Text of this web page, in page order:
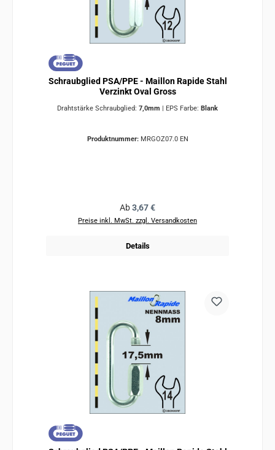
Schraubglied PSA/PPE - Maillon Rapide Stahl
Verzinkt Oval Gross
Drahtstärke Schraubglied: 7,0mm EPS Farbe: Blank
Produktnummer: MRGOZ07.0 EN
Regulärer Preis:
Ab3,67 €
Preise inkl. MwSt. zzgl. Versandkosten
Details